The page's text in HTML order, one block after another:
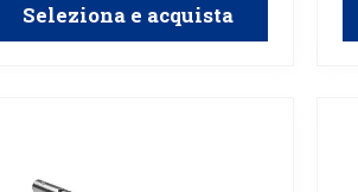
Seleziona e acquista